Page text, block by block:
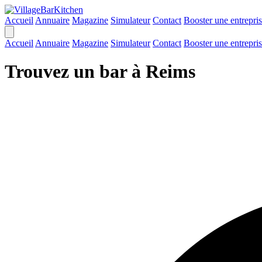
Accueil Annuaire Magazine Simulateur Contact Booster une
Accueil Annuaire Magazine Simulateur Contact Booster une
Trouvez un bar à Reims